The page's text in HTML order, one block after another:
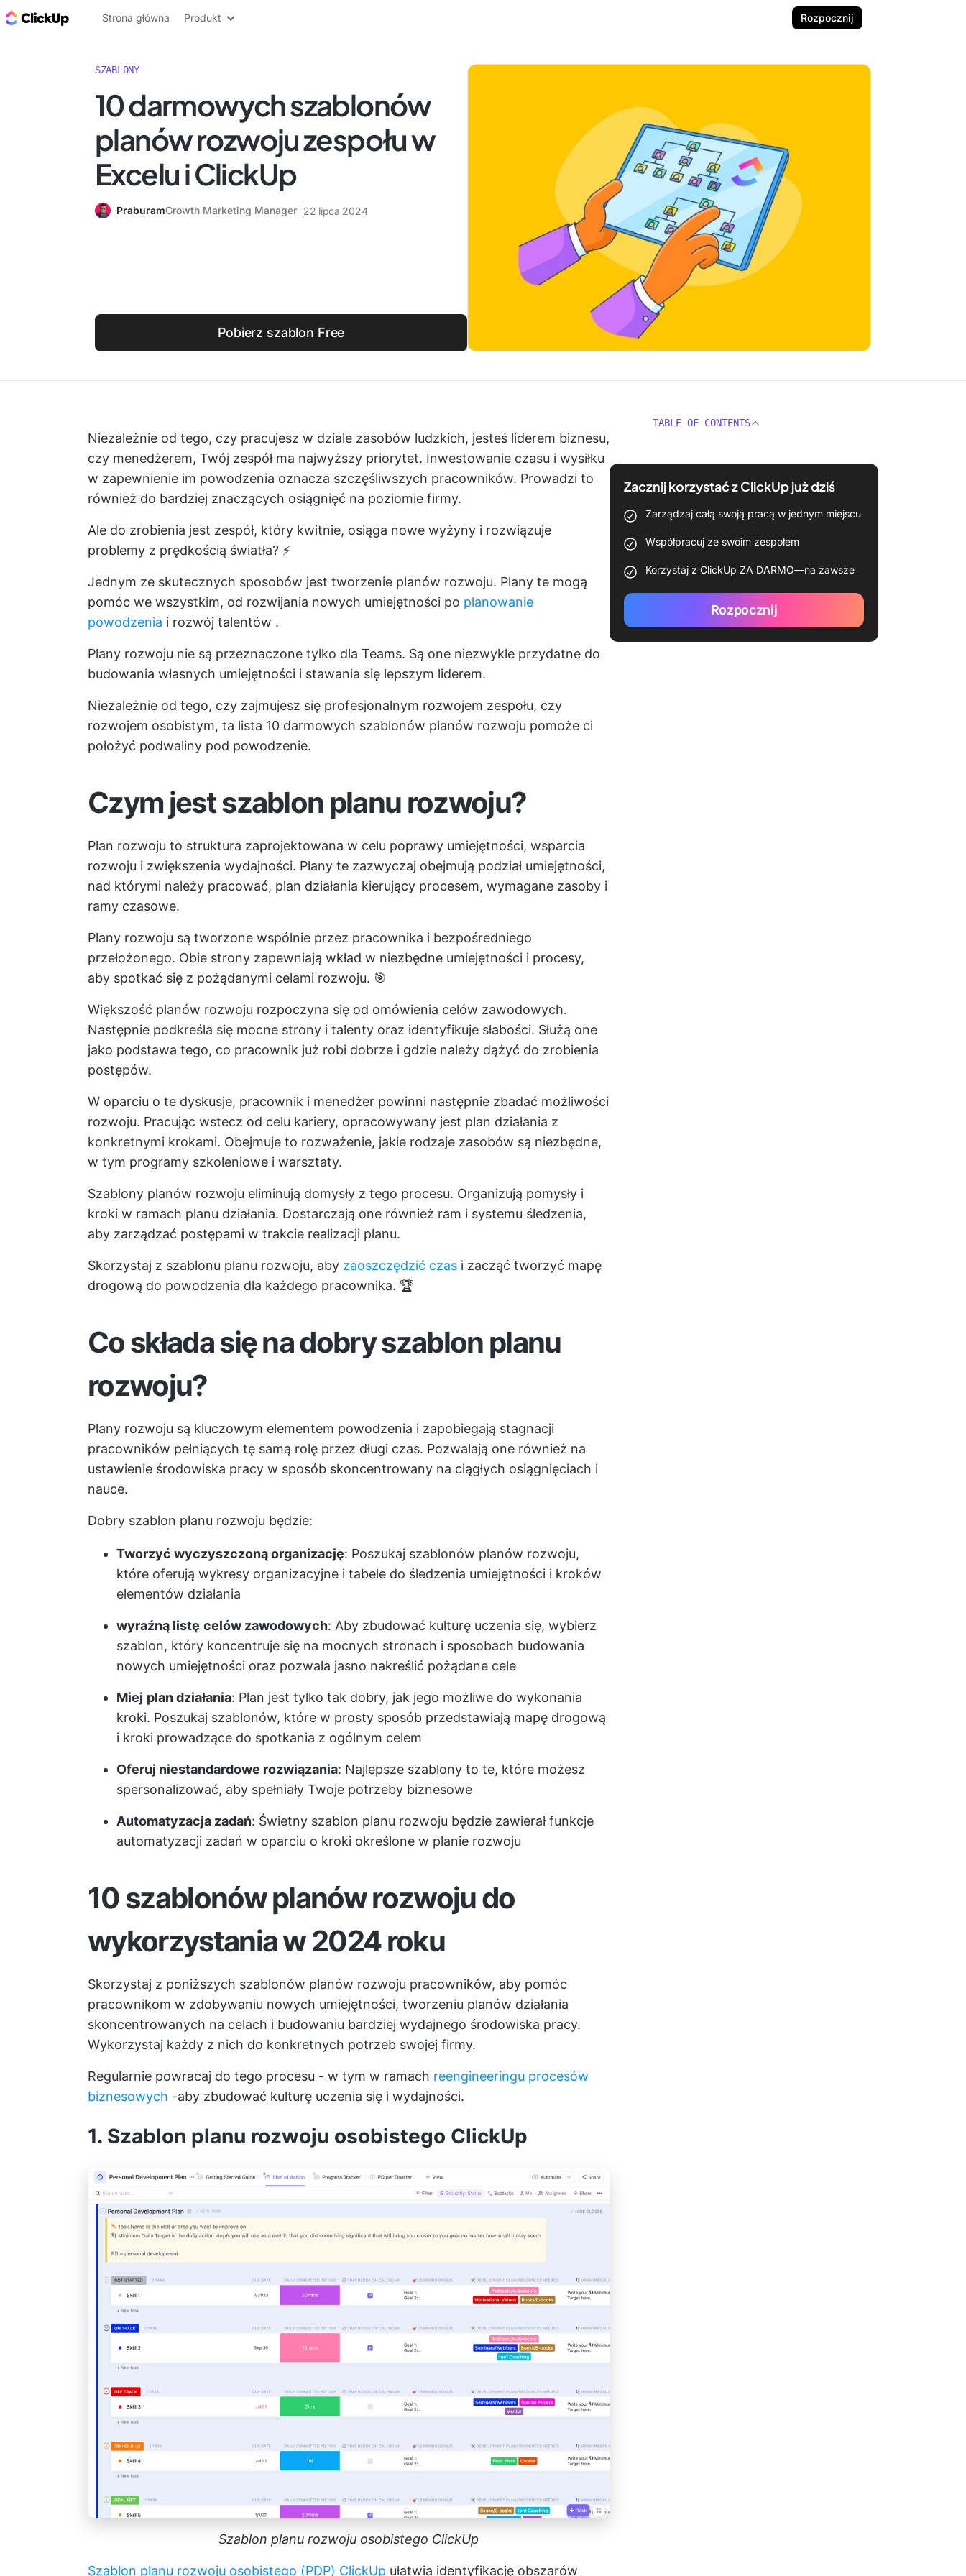
ClickUp Blog
Strona główna Produkt Rozpocznij
SZABLONY
10 darmowych szablonów
planów rozwoju zespołu w
Excelu i ClickUp
PraburamGrowth Marketing Manager 22 lipca 2024
Pobierz szablon Free
Niezależnie od tego, czy pracujesz w dziale zasobów ludzkich, jesteś liderem biznesu,
czy menedżerem, Twój zespół ma najwyższy priorytet. Inwestowanie czasu i wysiłku
w zapewnienie im powodzenia oznacza szczęśliwszych pracowników. Prowadzi to
również do bardziej znaczących osiągnięć na poziomie firmy.
Ale do zrobienia jest zespół, który kwitnie, osiąga nowe wyżyny i rozwiązuje
problemy z prędkością światła? ⚡
Jednym ze skutecznych sposobów jest tworzenie planów rozwoju. Plany te mogą
pomóc we wszystkim, od rozwijania nowych umiejętności po planowanie
powodzenia i rozwój talentów .
Plany rozwoju nie są przeznaczone tylko dla Teams. Są one niezwykle przydatne do
budowania własnych umiejętności i stawania się lepszym liderem.
Niezależnie od tego, czy zajmujesz się profesjonalnym rozwojem zespołu, czy
rozwojem osobistym, ta lista 10 darmowych szablonów planów rozwoju pomoże ci
położyć podwaliny pod powodzenie.
Czym jest szablon planu rozwoju?
Plan rozwoju to struktura zaprojektowana w celu poprawy umiejętności, wsparcia
rozwoju i zwiększenia wydajności. Plany te zazwyczaj obejmują podział umiejętności,
nad którymi należy pracować, plan działania kierujący procesem, wymagane zasoby i
ramy czasowe.
Plany rozwoju są tworzone wspólnie przez pracownika i bezpośredniego
przełożonego. Obie strony zapewniają wkład w niezbędne umiejętności i procesy,
aby spotkać się z pożądanymi celami rozwoju. 🎯
Większość planów rozwoju rozpoczyna się od omówienia celów zawodowych.
Następnie podkreśla się mocne strony i talenty oraz identyfikuje słabości. Służą one
jako podstawa tego, co pracownik już robi dobrze i gdzie należy dążyć do zrobienia
postępów.
W oparciu o te dyskusje, pracownik i menedżer powinni następnie zbadać możliwości
rozwoju. Pracując wstecz od celu kariery, opracowywany jest plan działania z
konkretnymi krokami. Obejmuje to rozważenie, jakie rodzaje zasobów są niezbędne,
w tym programy szkoleniowe i warsztaty.
Szablony planów rozwoju eliminują domysły z tego procesu. Organizują pomysły i
kroki w ramach planu działania. Dostarczają one również ram i systemu śledzenia,
aby zarządzać postępami w trakcie realizacji planu.
Skorzystaj z szablonu planu rozwoju, aby zaoszczędzić czas i zacząć tworzyć mapę
drogową do powodzenia dla każdego pracownika. 🏆
Co składa się na dobry szablon planu
rozwoju?
Plany rozwoju są kluczowym elementem powodzenia i zapobiegają stagnacji
pracowników pełniących tę samą rolę przez długi czas. Pozwalają one również na
ustawienie środowiska pracy w sposób skoncentrowany na ciągłych osiągnięciach i
nauce.
Dobry szablon planu rozwoju będzie:
Tworzyć wyczyszczoną organizację: Poszukaj szablonów planów rozwoju,
które oferują wykresy organizacyjne i tabele do śledzenia umiejętności i kroków
elementów działania
wyraźną listę celów zawodowych: Aby zbudować kulturę uczenia się, wybierz
szablon, który koncentruje się na mocnych stronach i sposobach budowania
nowych umiejętności oraz pozwala jasno nakreślić pożądane cele
Miej plan działania: Plan jest tylko tak dobry, jak jego możliwe do wykonania
kroki. Poszukaj szablonów, które w prosty sposób przedstawiają mapę drogową
i kroki prowadzące do spotkania z ogólnym celem
Oferuj niestandardowe rozwiązania: Najlepsze szablony to te, które możesz
spersonalizować, aby spełniały Twoje potrzeby biznesowe
Automatyzacja zadań: Świetny szablon planu rozwoju będzie zawierał funkcje
automatyzacji zadań w oparciu o kroki określone w planie rozwoju
10 szablonów planów rozwoju do
wykorzystania w 2024 roku
Skorzystaj z poniższych szablonów planów rozwoju pracowników, aby pomóc
pracownikom w zdobywaniu nowych umiejętności, tworzeniu planów działania
skoncentrowanych na celach i budowaniu bardziej wydajnego środowiska pracy.
Wykorzystaj każdy z nich do konkretnych potrzeb swojej firmy.
Regularnie powracaj do tego procesu - w tym w ramach reengineeringu procesów
biznesowych -aby zbudować kulturę uczenia się i wydajności.
1. Szablon planu rozwoju osobistego ClickUp
Szablon planu rozwoju osobistego ClickUp
Szablon planu rozwoju osobistego (PDP) ClickUp ułatwia identyfikację obszarów
TABLE OF CONTENTS
Zacznij korzystać z ClickUp już dziś
Zarządzaj całą swoją pracą w jednym miejscu
Współpracuj ze swoim zespołem
Korzystaj z ClickUp ZA DARMO—na zawsze
Rozpocznij